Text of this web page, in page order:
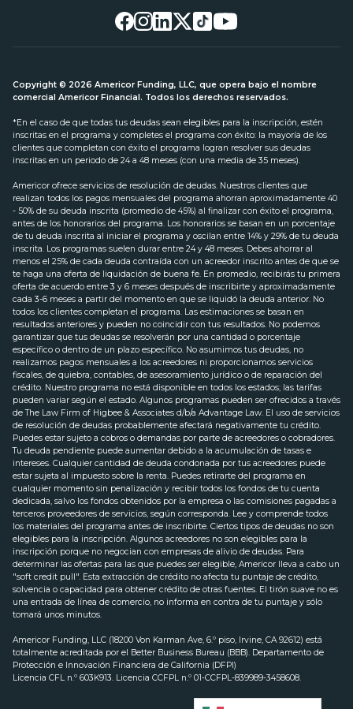
Copyright © 2026 Americor Funding, LLC, que opera bajo el nombre
comercial Americor Financial. Todos los derechos reservados.
*En el caso de que todas tus deudas sean elegibles para la inscripción, estén
inscritas en el programa y completes el programa con éxito: la mayoría de los
clientes que completan con éxito el programa logran resolver sus deudas
inscritas en un periodo de 24 a 48 meses (con una media de 35 meses).
Americor ofrece servicios de resolución de deudas. Nuestros clientes que
realizan todos los pagos mensuales del programa ahorran aproximadamente 40
- 50% de su deuda inscrita (promedio de 45%) al finalizar con éxito el programa,
antes de los honorarios del programa. Los honorarios se basan en un porcentaje
de tu deuda inscrita al iniciar el programa y oscilan entre 14% y 29% de tu deuda
inscrita. Los programas suelen durar entre 24 y 48 meses. Debes ahorrar al
menos el 25% de cada deuda contraída con un acreedor inscrito antes de que se
te haga una oferta de liquidación de buena fe. En promedio, recibirás tu primera
oferta de acuerdo entre 3 y 6 meses después de inscribirte y aproximadamente
cada 3-6 meses a partir del momento en que se liquidó la deuda anterior. No
todos los clientes completan el programa. Las estimaciones se basan en
resultados anteriores y pueden no coincidir con tus resultados. No podemos
garantizar que tus deudas se resolverán por una cantidad o porcentaje
específico o dentro de un plazo específico. No asumimos tus deudas, no
realizamos pagos mensuales a los acreedores ni proporcionamos servicios
fiscales, de quiebra, contables, de asesoramiento jurídico o de reparación del
crédito. Nuestro programa no está disponible en todos los estados; las tarifas
pueden variar según el estado. Algunos programas pueden ser ofrecidos a través
de The Law Firm of Higbee & Associates d/b/a Advantage Law. El uso de servicios
de resolución de deudas probablemente afectará negativamente tu crédito.
Puedes estar sujeto a cobros o demandas por parte de acreedores o cobradores.
Tu deuda pendiente puede aumentar debido a la acumulación de tasas e
intereses. Cualquier cantidad de deuda condonada por tus acreedores puede
estar sujeta al impuesto sobre la renta. Puedes retirarte del programa en
cualquier momento sin penalización y recibir todos los fondos de tu cuenta
dedicada, salvo los fondos obtenidos por la empresa o las comisiones pagadas a
terceros proveedores de servicios, según corresponda. Lee y comprende todos
los materiales del programa antes de inscribirte. Ciertos tipos de deudas no son
elegibles para la inscripción. Algunos acreedores no son elegibles para la
inscripción porque no negocian con empresas de alivio de deudas. Para
determinar las ofertas para las que puedes ser elegible, Americor lleva a cabo un
"soft credit pull". Esta extracción de crédito no afecta tu puntaje de crédito,
solvencia o capacidad para obtener crédito de otras fuentes. El tirón suave no es
una entrada de línea de comercio, no informa en contra de tu puntaje y sólo
tomará unos minutos.
Americor Funding, LLC (18200 Von Karman Ave, 6.º piso, Irvine, CA 92612) está
totalmente acreditada por el Better Business Bureau (BBB). Departamento de
Protección e Innovación Financiera de California (DFPI)
Licencia CFL n.º 603K913. Licencia CCFPL n.º 01-CCFPL-839989-3458608.